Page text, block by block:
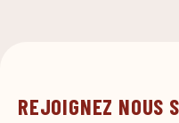
REJOIGNEZ NOUS